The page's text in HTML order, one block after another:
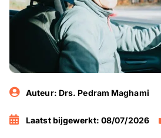
Auteur: Drs. Pedram Maghami
Laatst bijgewerkt: 08/07/2026